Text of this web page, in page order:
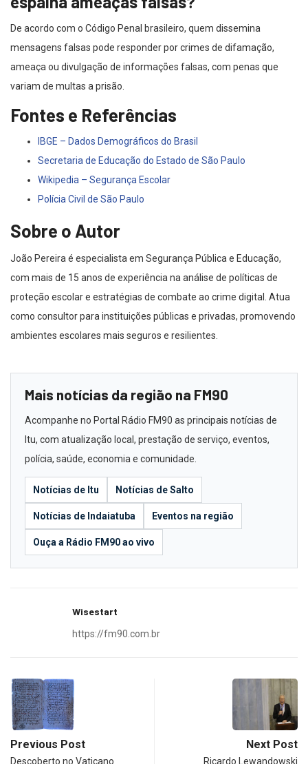
De acordo com o Código Penal brasileiro, quem dissemina
mensagens falsas pode responder por crimes de difamação,
ameaça ou divulgação de informações falsas, com penas que
variam de multas a prisão.
Fontes e Referências
IBGE – Dados Demográficos do Brasil
Secretaria de Educação do Estado de São Paulo
Wikipedia – Segurança Escolar
Polícia Civil de São Paulo
Sobre o Autor
João Pereira é especialista em Segurança Pública e Educação,
com mais de 15 anos de experiência na análise de políticas de
proteção escolar e estratégias de combate ao crime digital. Atua
como consultor para instituições públicas e privadas, promovendo
ambientes escolares mais seguros e resilientes.
Mais notícias da região na FM90
Acompanhe no Portal Rádio FM90 as principais notícias de
Itu, com atualização local, prestação de serviço, eventos,
polícia, saúde, economia e comunidade.
Notícias de Itu Notícias de Salto
Notícias de Indaiatuba Eventos na região
Ouça a Rádio FM90 ao vivo
Wisestart
https://fm90.com.br
Previous Post
Descoberto no Vaticano
Next Post
Ricardo Lewandowski